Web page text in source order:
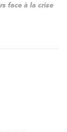
face à la crise